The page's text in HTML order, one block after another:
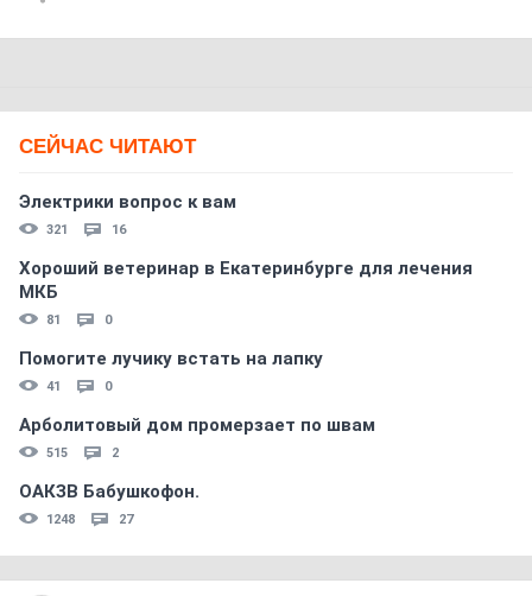
СЕЙЧАС ЧИТАЮТ
Электрики вопрос к вам
321 16
Хороший ветеринар в Екатеринбурге для лечения
МКБ
81 0
Помогите лучику встать на лапку
41 0
Арболитовый дом промерзает по швам
515 2
ОАКЗВ Бабушкофон.
1248 27